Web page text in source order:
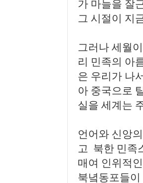
가 마늘을 잘
그 시절이 지
그러나 세월
리 민족의 아
은 우리가 나
아 중국으로
실을 세계는
언어와 신앙
고 북한 민족
매여 인위적
북녘동포들